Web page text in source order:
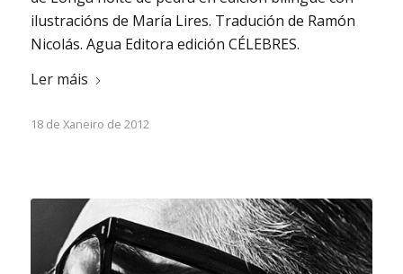
ilustracións de María Lires. Tradución de Ramón
Nicolás. Agua Editora edición CÉLEBRES.
Ler máis
18 de Xaneiro de 2012